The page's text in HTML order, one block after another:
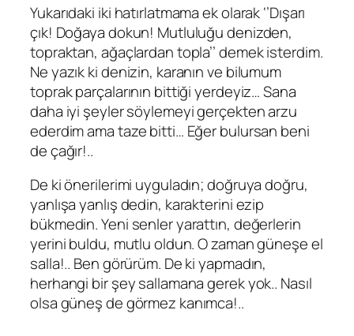
Yukarıdaki iki hatırlatmama ek olarak ‘’Dışarı
çık! Doğaya dokun! Mutluluğu denizden,
topraktan, ağaçlardan topla’’ demek isterdim.
Ne yazık ki denizin, karanın ve bilumum
toprak parçalarının bittiği yerdeyiz… Sana
daha iyi şeyler söylemeyi gerçekten arzu
ederdim ama taze bitti… Eğer bulursan beni
de çağır!..
De ki önerilerimi uyguladın; doğruya doğru,
yanlışa yanlış dedin, karakterini ezip
bükmedin. Yeni senler yarattın, değerlerin
yerini buldu, mutlu oldun. O zaman güneşe el
salla!.. Ben görürüm. De ki yapmadın,
herhangi bir şey sallamana gerek yok.. Nasıl
olsa güneş de görmez kanımca!..